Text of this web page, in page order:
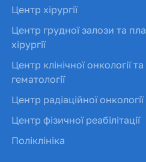
Центр хірургії
Центр грудної залози та
хірургії
Центр клінічної онкології та
гематології
Центр радіаційної онкології
Центр фізичної реабілітації
Поліклініка